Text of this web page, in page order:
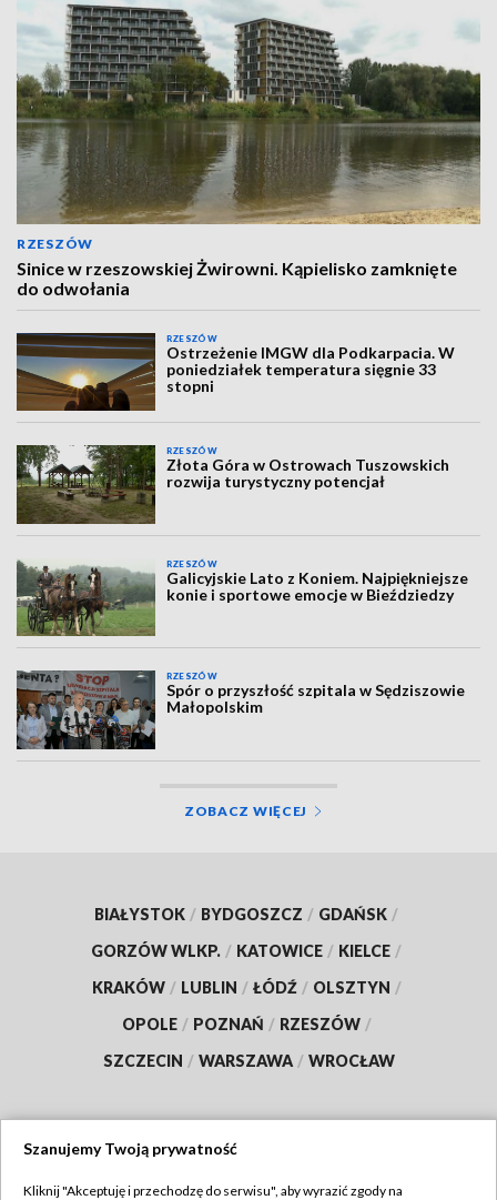
RZESZÓW
Sinice w rzeszowskiej Żwirowni. Kąpielisko zamknięte
do odwołania
RZESZÓW
Ostrzeżenie IMGW dla Podkarpacia. W
poniedziałek temperatura sięgnie 33
stopni
RZESZÓW
Złota Góra w Ostrowach Tuszowskich
rozwija turystyczny potencjał
RZESZÓW
Galicyjskie Lato z Koniem. Najpiękniejsze
konie i sportowe emocje w Bieździedzy
RZESZÓW
Spór o przyszłość szpitala w Sędziszowie
Małopolskim
ZOBACZ WIĘCEJ
BIAŁYSTOK / BYDGOSZCZ / GDAŃSK /
GORZÓW WLKP. / KATOWICE / KIELCE /
KRAKÓW / LUBLIN / ŁÓDŹ / OLSZTYN /
OPOLE / POZNAŃ / RZESZÓW /
SZCZECIN / WARSZAWA / WROCŁAW
Szanujemy Twoją prywatność
Kliknij "Akceptuję i przechodzę do serwisu", aby wyrazić zgody na